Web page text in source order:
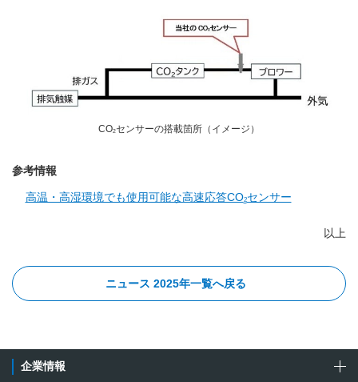
CO2センサーの搭載箇所（イメージ）
参考情報
高温・高湿環境でも使用可能な高速応答CO2センサー
以上
ニュース 2025年一覧へ戻る
企業情報